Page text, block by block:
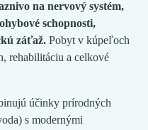
na nervový systém,
schopnosti,
záťaž. Pobyt v kúpeľoch
rehabilitáciu a celkové
účinky prírodných
s modernými